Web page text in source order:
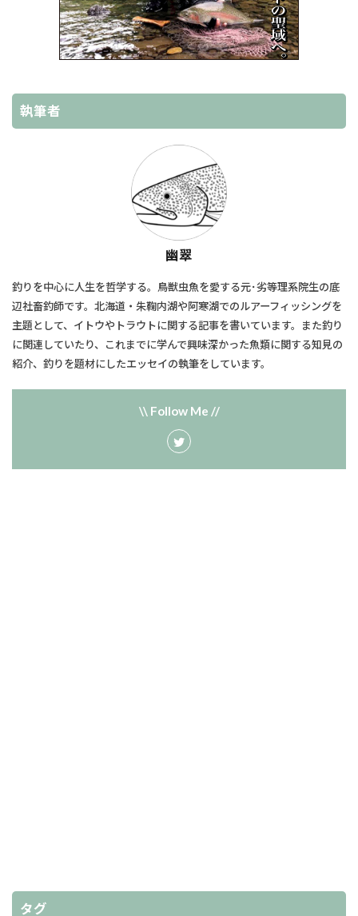
執筆者
幽翠
釣りを中心に人生を哲学する。鳥獣虫魚を愛する元･劣等理系院生の底
辺社畜釣師です。北海道・朱鞠内湖や阿寒湖でのルアーフィッシングを
主題として、​イトウやトラウトに関する記事を書いています。また釣り
に関連していたり、​これまでに学んで興味深かった魚類に関する知見の
紹介、釣りを題材にしたエッセイの執筆をしています。
\\ Follow Me //
タグ